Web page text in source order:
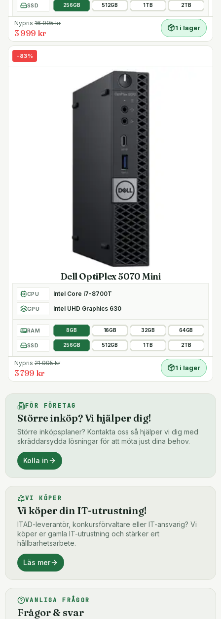
SSD 256GB 512GB 1TB 2TB
Nypris 16 995kr
3 999 kr
1 i lager
- 83%
Dell OptiPlex 5070 Mini
CPU Intel Core i7-8700T
GPU Intel UHD Graphics 630
RAM 8GB 16GB 32GB 64GB
SSD 256GB 512GB 1TB 2TB
Nypris 21 995kr
3 799 kr
1 i lager
FÖR FÖRETAG
Större inköp? Vi hjälper dig!
Större inköpsplaner? Kontakta oss så hjälper vi dig med
skräddarsydda lösningar för att möta just dina behov.
Kolla in
VI KÖPER
Vi köper din IT-utrustning!
ITAD-leverantör, konkursförvaltare eller IT-ansvarig? Vi
köper er gamla IT-utrustning och stärker ert
hållbarhetsarbete.
Läs mer
VANLIGA FRÅGOR
Frågor & svar